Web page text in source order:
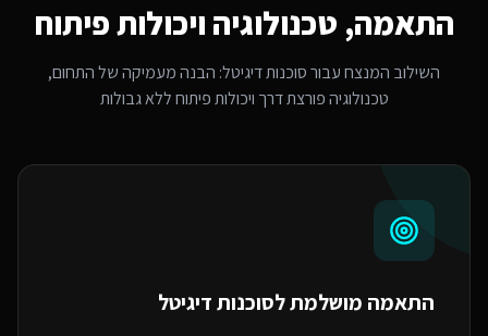
התאמה, טכנולוגיה ויכולות פיתוח
השילוב המנצח עבורסוכנות דיגיטל: הבנה מעמיקה של התחום,
טכנולוגיה פורצת דרך ויכולות פיתוח ללא גבולות
התאמה מושלמת לסוכנות דיגיטל